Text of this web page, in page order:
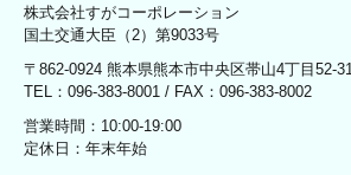
株式会社すがコーポレーション
国土交通大臣（2）第9033号
〒862-0924 熊本県熊本市中央区帯山4丁目52-31
TEL：096-383-8001 / FAX：096-383-8002
営業時間：10:00-19:00
定休日：年末年始